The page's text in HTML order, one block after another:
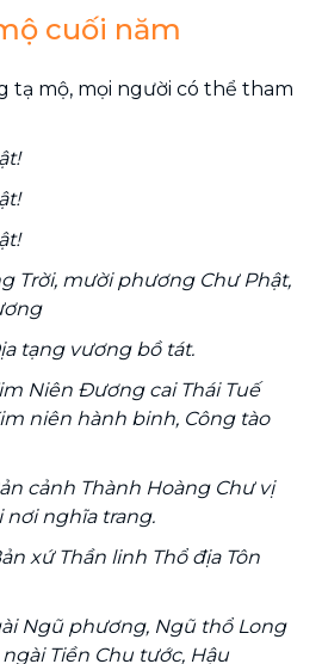
cuối năm
tạ mộ, mọi người có thể tham
Trời, mười phương Chư Phật,
tạng vương bồ tát.
Niên Đương cai Thái Tuế
niên hành binh, Công tào
cảnh Thành Hoàng Chư vị
nơi nghĩa trang.
xứ Thần linh Thổ địa Tôn
Ngũ phương, Ngũ thổ Long
Tiền Chu tước, Hậu